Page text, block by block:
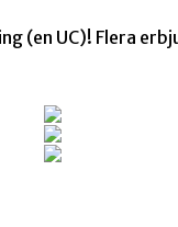
(en UC)! Flera